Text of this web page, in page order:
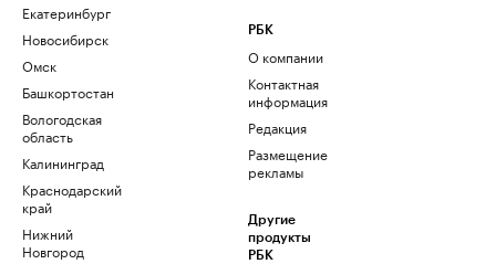
Екатеринбург
Новосибирск
Омск
Башкортостан
Вологодская
область
Калининград
Краснодарский
край
Нижний
Новгород
РБК
О компании
Контактная
информация
Редакция
Размещение
рекламы
Другие
продукты
РБК